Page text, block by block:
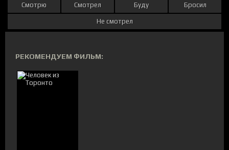
Смотрю Смотрел Буду Бросил
Не смотрел
РЕКОМЕНДУЕМ ФИЛЬМ: